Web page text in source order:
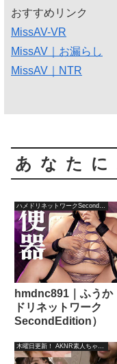
おすすめリンク
MissAV-VR
MissAV｜お漏らし
MissAV｜NTR
あなた
ハメドリネットワークSecondEdition
hmdnc891｜ふうか
ドリネットワーク
SecondEdition）